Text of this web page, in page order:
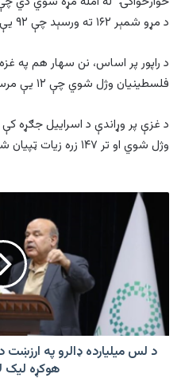
د مړو شمېر ۱۶۲ ته ورسېد چې ۹۲ یې ماشومان دي.
فلسطینیان وژل شوي چې ۱۲ یې مرسته غوښتونکي دي.
وژل شوي او تر ۱۴۷ زره زیات ټپیان شوي دي.
د
میلیارده
ډالرو
ارزښت
۱۰
زره
میګاواټه
هوکړه لیک